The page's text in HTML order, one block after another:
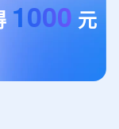
1000 元